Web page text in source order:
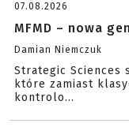
07.08.2026
MFMD – nowa
Damian Niemczuk
Strategic Sciences
które zamiast
kontrolo...